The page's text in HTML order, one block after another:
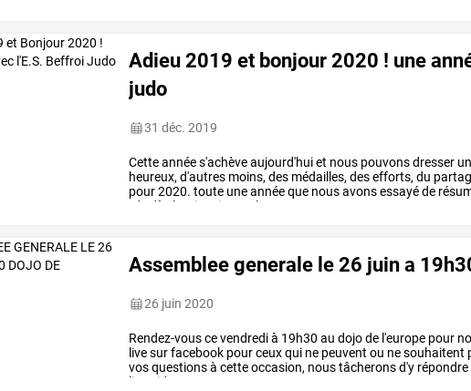
Adieu 2019 et bonjour 2020 ! une
judo
31 déc. 2019
Cetteannées'achèveaujourd'huiet nous pouvonsdresser un
heureux,d'autres moins,des médailles,desefforts,du
pour2020. toute uneannéeque nousavonsessayéde
rdv
dès le janvier le
Assemblee generale le 26 juin a
26 juin 2020
Rendez-vouscevendredià 19h30 au dojode l'europe pour
livesurfacebook pourceuxqui ne peuvent ou nesouhaitent
vosquestionsà cetteoccasion, noustâcheronsd'y répondre
lien
video